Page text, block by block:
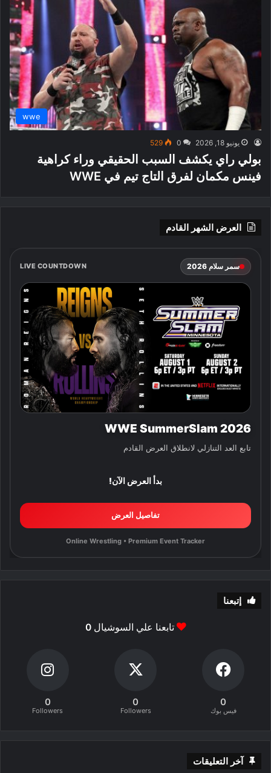
wwe
يونيو 18, 2026 0
529
بولي راي يكشف السبب الحقيقي وراء كراهية
فينس مكمان لفرق التاج تيم في WWE
العرض الشهر القادم
سمر سلام 2026 LIVE COUNTDOWN
WWE SummerSlam 2026
تابع العد التنازلي لانطلاق العرض القادم
بدأ العرض الآن!
تفاصيل العرض
Online Wrestling • Premium Event Tracker
إتبعنا
تابعنا علي السوشيال0
0
فيس بوك
0
Followers
0
Followers
آخر التعليقات